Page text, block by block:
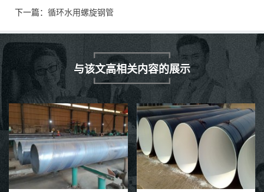
下一篇： 循环水用螺旋钢管
与该文高相关内容的展示